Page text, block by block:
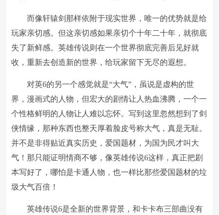
而像轩辕剑那样依附于现实世界，唯一的优势就是给
玩家亲切感。但这亲切感如果亲切个十年二十年，就彻底
失了新鲜感。英雄传说则在一个世界彻底完善后见好就
收，重新去创造新的世界，给玩家留下无尽的遐想。
对英6的另一个感觉就是“大气”，虽说是虚构的世
界，漫画式的人物，但宏大的剧情让人热血沸腾，一个一
个性格鲜明的人物让人难以忘怀。写到这里忽然想到了剑
侠情缘，那种东西也整天厚着脸皮号称大气，真是无耻。
并不是非得贴近真实历史，爱国题材，为国为民才叫大
气！那只能证明情商不够，像英雄传说6这样，真正把剧
本写好了，哪怕是卡通人物，也一样比那些爱国题材的垃
圾大气百倍！
英雄传说6是全新的世界背景，和卡卡布三部曲没有